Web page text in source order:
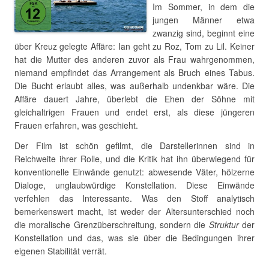
Im Sommer, in dem die
jungen Männer etwa
zwanzig sind, beginnt eine
über Kreuz gelegte Affäre: Ian geht zu Roz, Tom zu Lil. Keiner
hat die Mutter des anderen zuvor als Frau wahrgenommen,
niemand empfindet das Arrangement als Bruch eines Tabus.
Die Bucht erlaubt alles, was außerhalb undenkbar wäre. Die
Affäre dauert Jahre, überlebt die Ehen der Söhne mit
gleichaltrigen Frauen und endet erst, als diese jüngeren
Frauen erfahren, was geschieht.
Der Film ist schön gefilmt, die Darstellerinnen sind in
Reichweite ihrer Rolle, und die Kritik hat ihn überwiegend für
konventionelle Einwände genutzt: abwesende Väter, hölzerne
Dialoge, unglaubwürdige Konstellation. Diese Einwände
verfehlen das Interessante. Was den Stoff analytisch
bemerkenswert macht, ist weder der Altersunterschied noch
die moralische Grenzüberschreitung, sondern die Strukturder
Konstellation und das, was sie über die Bedingungen ihrer
eigenen Stabilität verrät.